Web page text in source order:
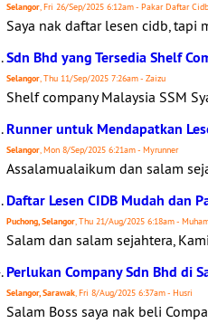
Selangor, Fri 26/Sep/2025 6:12am - Pakar Daftar
Saya nak daftar lesen cidb, tapi
Sdn Bhd yang Tersedia Shelf
Selangor, Thu 11/Sep/2025 7:26am - Zaizu
Shelf company Malaysia SSM
Runner untuk Mendapatkan
Selangor, Mon 8/Sep/2025 6:21am - Myrunner
Assalamualaikum dan salam
Daftar Lesen CIDB Mudah dan
Puchong, Selangor, Thu 21/Aug/2025 6:18am -
Salam dan salam sejahtera,
Perlukan Company Sdn Bhd di
Selangor, Sarawak, Fri 8/Aug/2025 6:37am - Husri
Salam Boss saya nak beli